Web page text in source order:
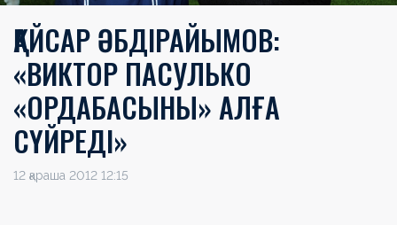
ҚАЙСАР ӘБДІРАЙЫМОВ:
«ВИКТОР ПАСУЛЬКО
«ОРДАБАСЫНЫ» АЛҒА
СҮЙРЕДІ»
12 қараша 2012 12:15